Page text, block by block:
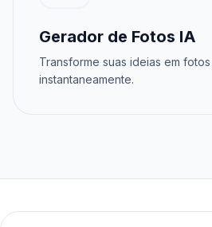
Gerador de Fotos IA
Transforme suas ideias em
instantaneamente.